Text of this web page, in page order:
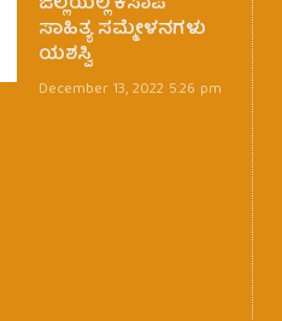
ಸಾಹಿತ್ಯ ಸಮ್ಮೇಳನಗಳು
ಯಶಸ್ವಿ
December 13, 2022 5:26 pm